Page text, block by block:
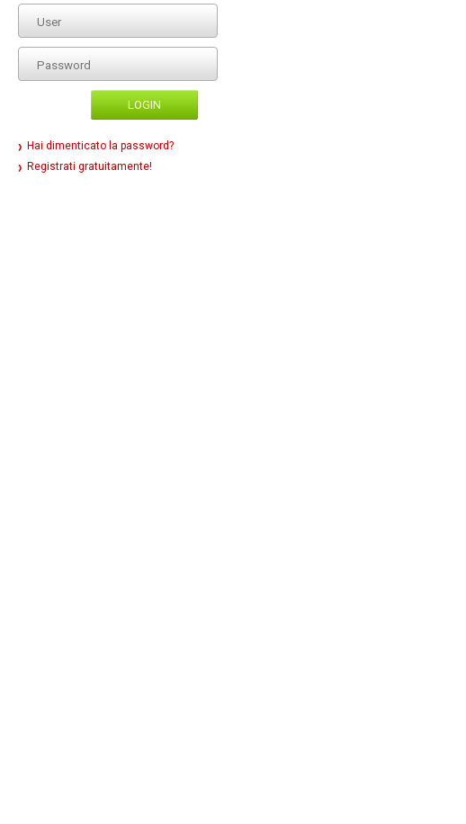
LOGIN
Hai dimenticato la password?
Registrati gratuitamente!